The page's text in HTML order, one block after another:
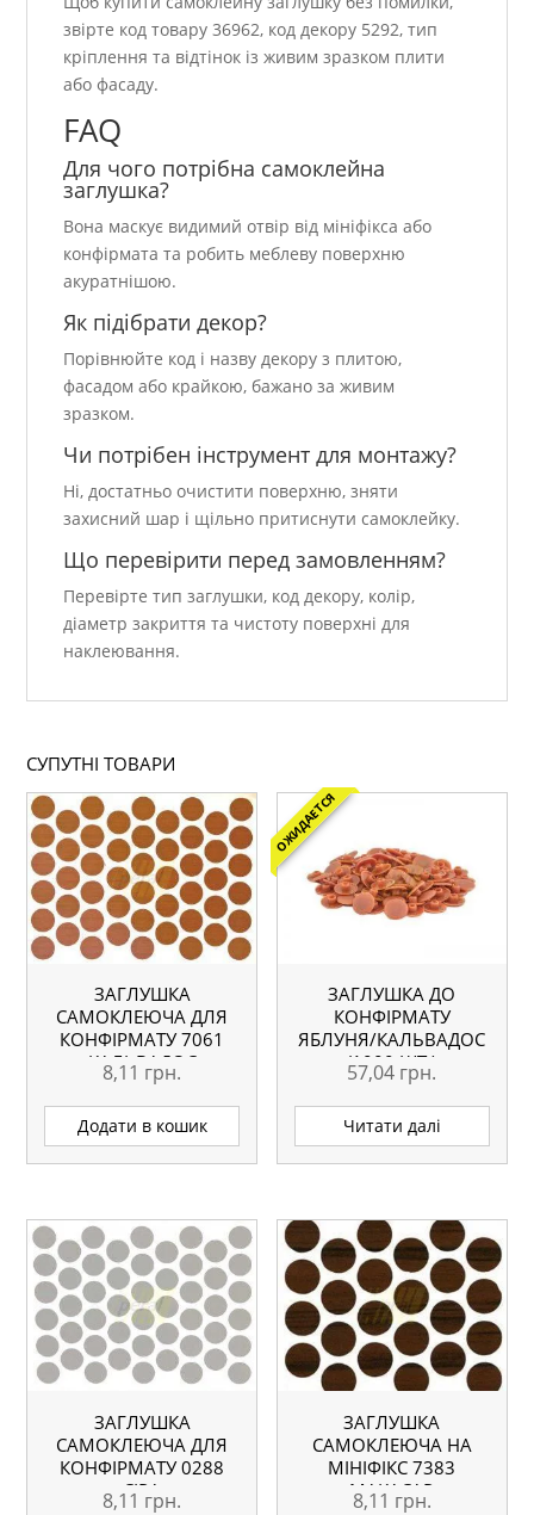
звірте код товару 36962, код декору 5292, тип
кріплення та відтінок із живим зразком плити
або фасаду.
FAQ
Для чого потрібна самоклейна
заглушка?
Вона маскує видимий отвір від мініфікса або
конфірмата та робить меблеву поверхню
акуратнішою.
Як підібрати декор?
Порівнюйте код і назву декору з плитою,
фасадом або крайкою, бажано за живим
зразком.
Чи потрібен інструмент для монтажу?
Ні, достатньо очистити поверхню, зняти
захисний шар і щільно притиснути самоклейку.
Що перевірити перед замовленням?
Перевірте тип заглушки, код декору, колір,
діаметр закриття та чистоту поверхні для
наклеювання.
СУПУТНІ ТОВАРИ
ЗАГЛУШКА
САМОКЛЕЮЧА ДЛЯ
КОНФІРМАТУ 7061
КАЛЬВАДОС
8,11 грн.
Додати в кошик
ОЖИДАЕТСЯ
ЗАГЛУШКА ДО
КОНФІРМАТУ
ЯБЛУНЯ/КАЛЬВАДОС
(1000 ШТ.)
57,04 грн.
Читати далі
ЗАГЛУШКА
САМОКЛЕЮЧА ДЛЯ
КОНФІРМАТУ 0288
СІРА
8,11 грн.
ЗАГЛУШКА
САМОКЛЕЮЧА НА
МІНІФІКС 7383
МАКАСАР
8,11 грн.